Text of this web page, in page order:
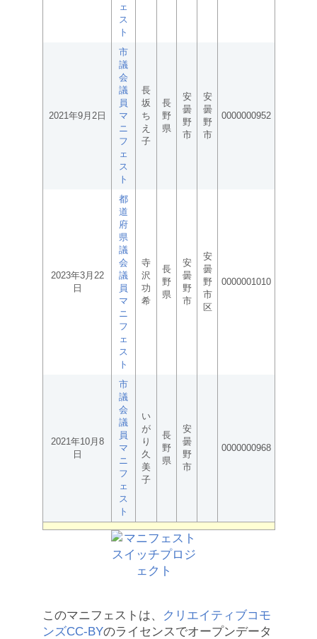
ェ
ス
ト
2021年9月2日
市
議
会
議
員
マ
ニ
フ
ェ
ス
ト
長
坂
ち
え
子
長
野
県
安
曇
野
市
安
曇
野
市
0000000952
2023年3月22
日
都
道
府
県
議
会
議
員
マ
ニ
フ
ェ
ス
ト
寺
沢
功
希
長
野
県
安
曇
野
市
安
曇
野
市
区
0000001010
2021年10月8
日
市
議
会
議
員
マ
ニ
フ
ェ
ス
ト
い
が
り
久
美
子
長
野
県
安
曇
野
市
0000000968
このマニフェストは、
クリエイティブコモ
ンズCC-BYのライセンスでオープンデータ